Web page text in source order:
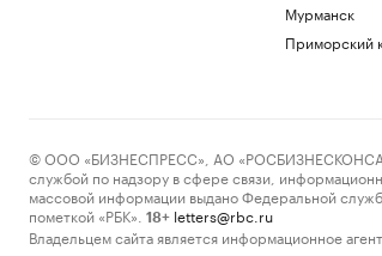
Мурманск
Приморский
© ООО «БИЗНЕСПРЕСС», АО
службой по надзору в сфере связи,
массовой информации выдано Федеральной
пометкой «РБК».
18+ letters@rbc.ru
Владельцем сайта является информационное